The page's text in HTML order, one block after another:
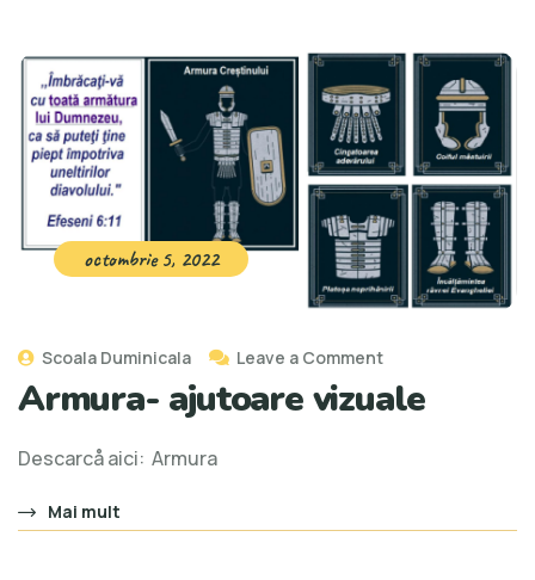
octombrie 5, 2022
Scoala Duminicala Leave a Comment
Armura- ajutoare vizuale
Descarcå aici: Armura
Mai mult